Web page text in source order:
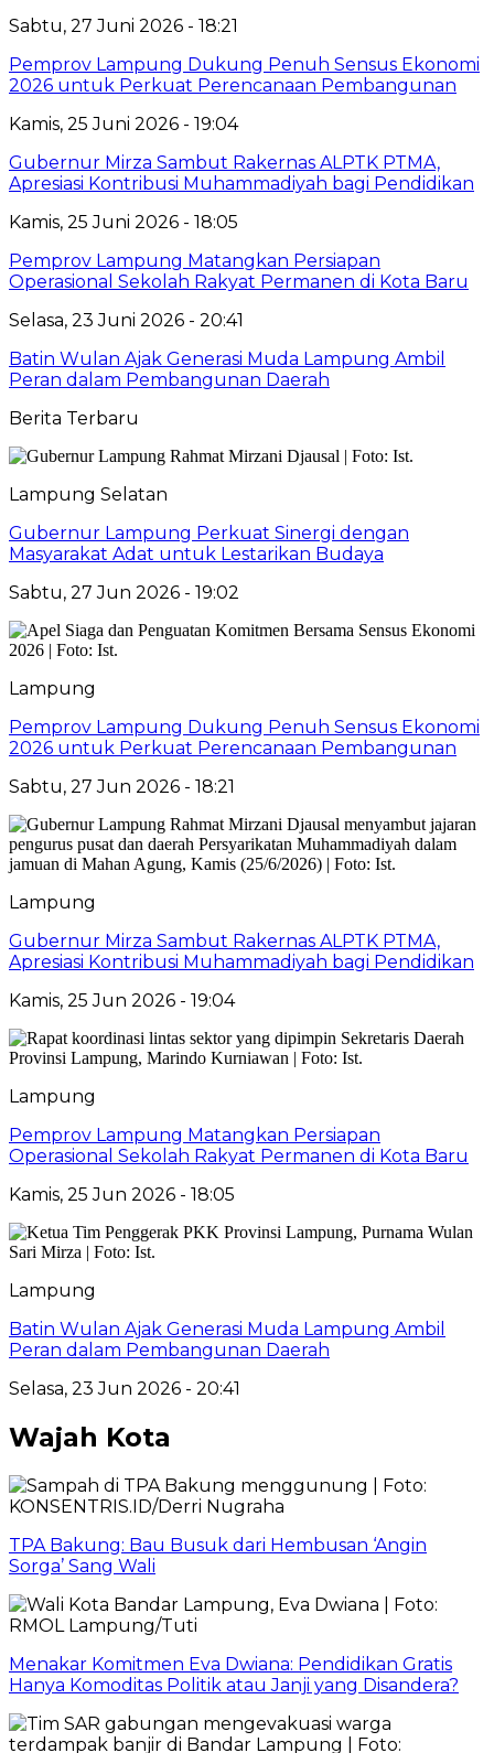
Sabtu, 27 Juni 2026 - 18:21
Pemprov Lampung Dukung Penuh Sensus Ekonomi
2026 untuk Perkuat Perencanaan Pembangunan
Kamis, 25 Juni 2026 - 19:04
Gubernur Mirza Sambut Rakernas ALPTK PTMA,
Apresiasi Kontribusi Muhammadiyah bagi Pendidikan
Kamis, 25 Juni 2026 - 18:05
Pemprov Lampung Matangkan Persiapan
Operasional Sekolah Rakyat Permanen di Kota Baru
Selasa, 23 Juni 2026 - 20:41
Batin Wulan Ajak Generasi Muda Lampung Ambil
Peran dalam Pembangunan Daerah
Berita Terbaru
Lampung Selatan
Gubernur Lampung Perkuat Sinergi dengan
Masyarakat Adat untuk Lestarikan Budaya
Sabtu, 27 Jun 2026 - 19:02
Lampung
Pemprov Lampung Dukung Penuh Sensus Ekonomi
2026 untuk Perkuat Perencanaan Pembangunan
Sabtu, 27 Jun 2026 - 18:21
Lampung
Gubernur Mirza Sambut Rakernas ALPTK PTMA,
Apresiasi Kontribusi Muhammadiyah bagi Pendidikan
Kamis, 25 Jun 2026 - 19:04
Lampung
Pemprov Lampung Matangkan Persiapan
Operasional Sekolah Rakyat Permanen di Kota Baru
Kamis, 25 Jun 2026 - 18:05
Lampung
Batin Wulan Ajak Generasi Muda Lampung Ambil
Peran dalam Pembangunan Daerah
Selasa, 23 Jun 2026 - 20:41
Wajah Kota
TPA Bakung: Bau Busuk dari Hembusan ‘Angin
Sorga’ Sang Wali
Menakar Komitmen Eva Dwiana: Pendidikan Gratis
Hanya Komoditas Politik atau Janji yang Disandera?